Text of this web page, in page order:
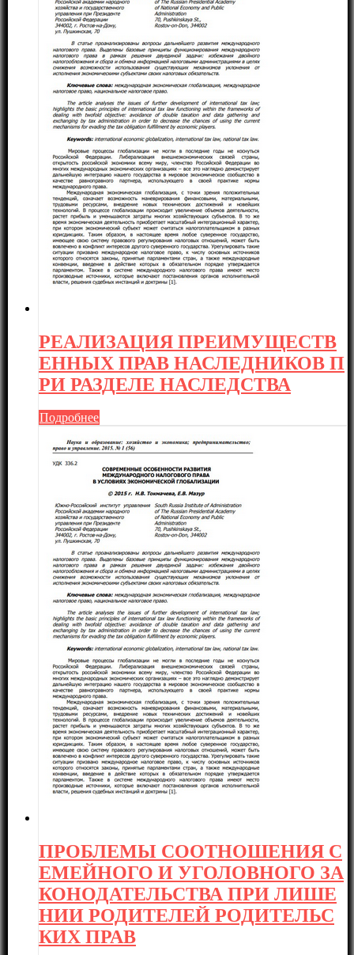
РЕАЛИЗАЦИЯ ПРЕИМУЩЕСТВ
ЕННЫХ ПРАВ НАСЛЕДНИКОВ П
РИ РАЗДЕЛЕ НАСЛЕДСТВА
Подробнее
ПРОБЛЕМЫ СООТНОШЕНИЯ С
ЕМЕЙНОГО И УГОЛОВНОГО ЗА
КОНОДАТЕЛЬСТВА ПРИ ЛИШЕ
НИИ РОДИТЕЛЕЙ РОДИТЕЛЬС
КИХ ПРАВ